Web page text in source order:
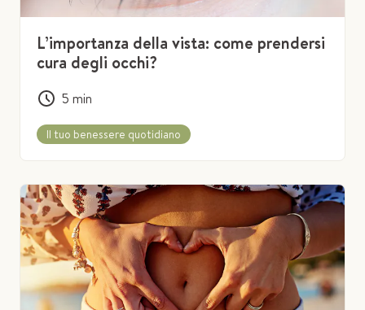
L’importanza della vista: come prendersi
cura degli occhi?
5 min
Il tuo benessere quotidiano